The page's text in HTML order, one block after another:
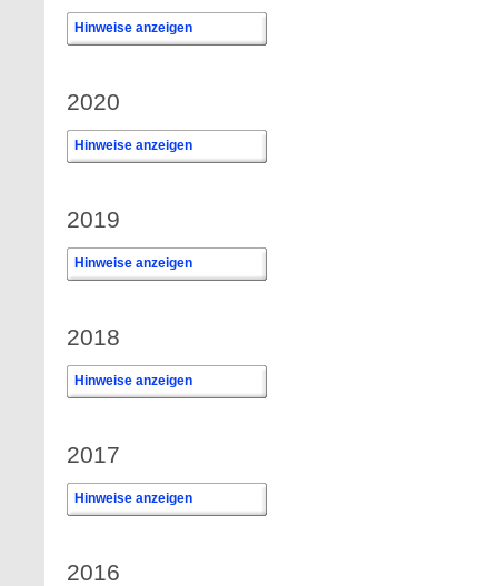
Hinweise anzeigen
2020
Hinweise anzeigen
2019
Hinweise anzeigen
2018
Hinweise anzeigen
2017
Hinweise anzeigen
2016